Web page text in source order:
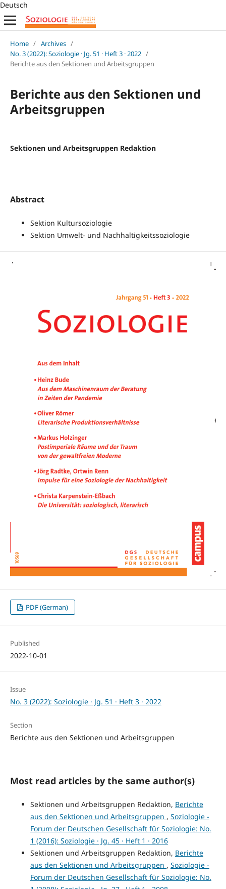
Deutsch
Home / Archives /
No. 3 (2022): Soziologie · Jg. 51 · Heft 3 · 2022 /
Berichte aus den Sektionen und Arbeitsgruppen
Berichte aus den Sektionen und
Arbeitsgruppen
Sektionen und Arbeitsgruppen Redaktion
Abstract
Sektion Kultursoziologie
Sektion Umwelt- und Nachhaltigkeitssoziologie
PDF (German)
Published
2022-10-01
Issue
No. 3 (2022): Soziologie · Jg. 51 · Heft 3 · 2022
Section
Berichte aus den Sektionen und Arbeitsgruppen
Most read articles by the same author(s)
Sektionen und Arbeitsgruppen Redaktion, Berichte
aus den Sektionen und Arbeitsgruppen , Soziologie -
Forum der Deutschen Gesellschaft für Soziologie: No.
1 (2016): Soziologie · Jg. 45 · Heft 1 · 2016
Sektionen und Arbeitsgruppen Redaktion, Berichte
aus den Sektionen und Arbeitsgruppen , Soziologie -
Forum der Deutschen Gesellschaft für Soziologie: No.